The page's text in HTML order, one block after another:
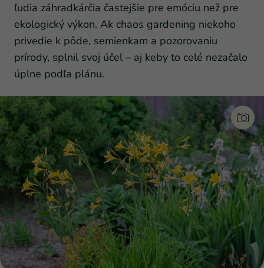
ľudia záhradkárčia častejšie pre emóciu než pre
ekologický výkon. Ak chaos gardening niekoho
privedie k pôde, semienkam a pozorovaniu
prírody, splnil svoj účel – aj keby to celé nezačalo
úplne podľa plánu.